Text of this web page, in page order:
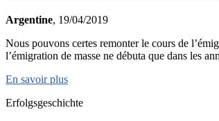
Argentine, 19/04/2019
Nous pouvons certes remonter le cours de
l’émigration de masse ne débuta que dans les
En savoir plus
Erfolgsgeschichte